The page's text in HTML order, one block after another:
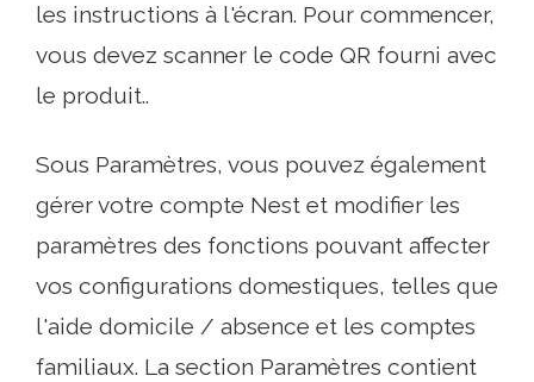
les instructions à l'écran. Pour commencer,
vous devez scanner le code QR fourni avec
le produit..
Sous Paramètres, vous pouvez également
gérer votre compte Nest et modifier les
paramètres des fonctions pouvant affecter
vos configurations domestiques, telles que
l'aide domicile / absence et les comptes
familiaux. La section Paramètres contient